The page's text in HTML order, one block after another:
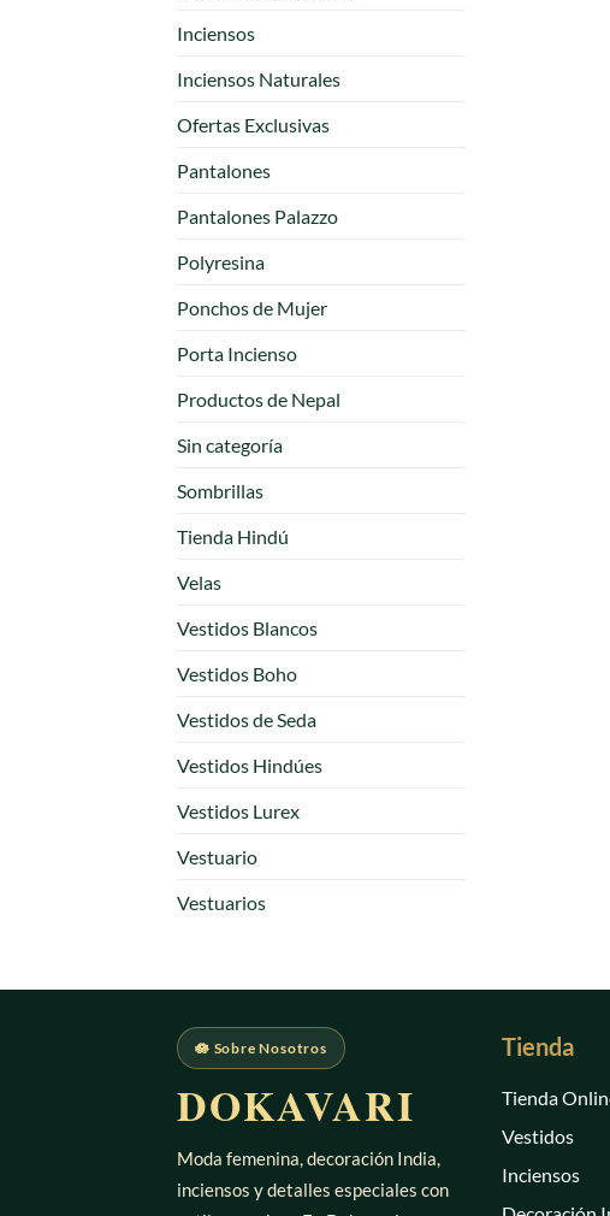
Inciensos
Inciensos Naturales
Ofertas Exclusivas
Pantalones
Pantalones Palazzo
Polyresina
Ponchos de Mujer
Porta Incienso
Productos de Nepal
Sin categoría
Sombrillas
Tienda Hindú
Velas
Vestidos Blancos
Vestidos Boho
Vestidos de Seda
Vestidos Hindúes
Vestidos Lurex
Vestuario
Vestuarios
🪷 Sobre Nosotros
DOKAVARI
Moda femenina, decoración India,
inciensos y detalles especiales con
Tienda
Tienda
Vestidos
Inciensos